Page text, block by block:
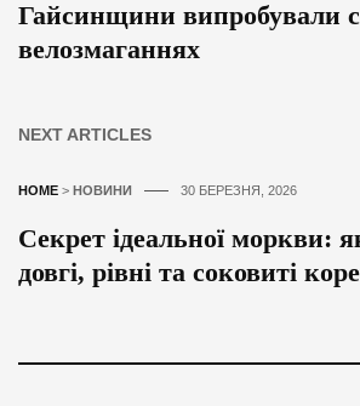
Гайсинщини випробували
велозмаганнях
NEXT ARTICLES
HOME > НОВИНИ 30 БЕРЕЗНЯ, 2026
Секрет ідеальної моркви:
довгі, рівні та соковиті